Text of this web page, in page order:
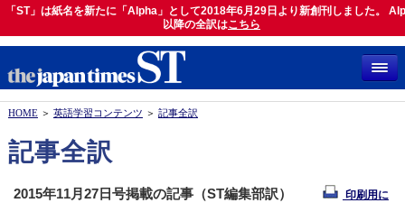
「ST」は紙名を新たに「Alpha」として2018年6月29日より新創刊しました。
以降の全訳はこちら
「ST」は紙名を新たに「Alpha」として2018年6月29日より新創刊しました。
以降の全訳はこちら
HOME＞ 英語学習コンテンツ ＞ 記事全訳
記事全訳
2015年11月27日号掲載の記事（ST編集部訳）
印刷用に